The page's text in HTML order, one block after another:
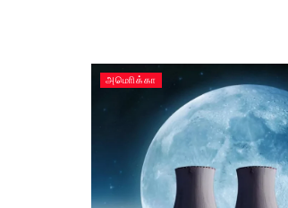
அமொிக்கா